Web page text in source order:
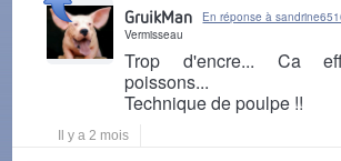
GruikMan
En réponse à
Vermisseau
Trop d'encre... Ca
poissons...
Technique de poulpe !!
Il y a 2 mois